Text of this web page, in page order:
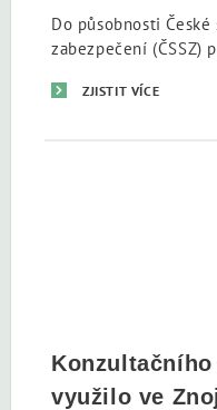
Do působnosti
zabezpečení (ČSSZ)
ZJISTIT VÍCE
využilo ve